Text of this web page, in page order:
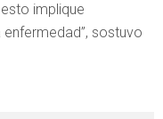
implique
sostuvo